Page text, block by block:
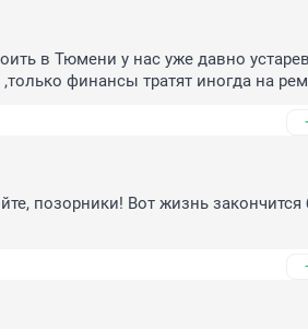
в Тюмени у нас уже давно
финансы тратят иногда на
позорники! Вот жизнь закончится